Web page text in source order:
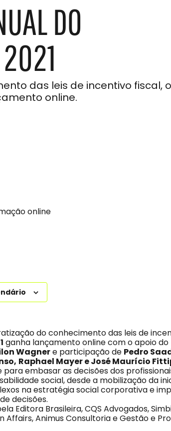
DO
das leis de incentivo fiscal, o
online.
online
do conhecimento das leis de
ganha lançamento online com o apoio do
Wagnere participação de Pedro
Raphael Mayer e José Maurício
embasar as decisões dos
social, desde a mobilização da
na estratégia social corporativa e
decisões.
Editora Brasileira, CQS Advogados,
Affairs, Animus Consultoria e Gestão e